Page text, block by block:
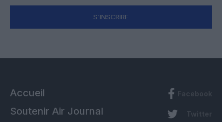
S'INSCRIRE
Accueil
Soutenir Air Journal